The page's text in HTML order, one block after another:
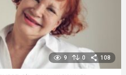
o
9 0 108